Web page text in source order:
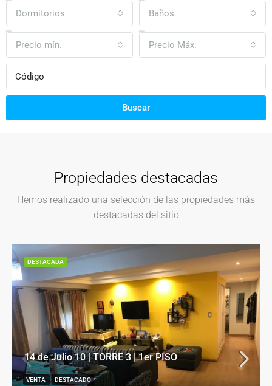
Dormitorios Baños
Precio mín. Precio Máx.
Buscar
Propiedades destacadas
Hemos realizado una selección de las propiedades más
destacadas del sitio
14 de Julio 10 | TORRE 3 | 1er PISO
VENTA DESTACADO
DESTACADA